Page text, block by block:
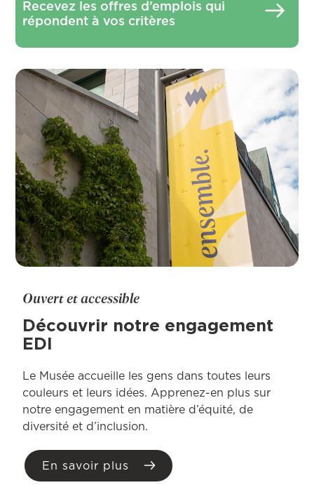
Recevez les offres d’emplois qui
répondent à vos critères
Ouvert et accessible
Découvrir notre engagement
EDI
Le Musée accueille les gens dans toutes leurs
couleurs et leurs idées. Apprenez-en plus sur
notre engagement en matière d’équité, de
diversité et d’inclusion.
En savoir plus